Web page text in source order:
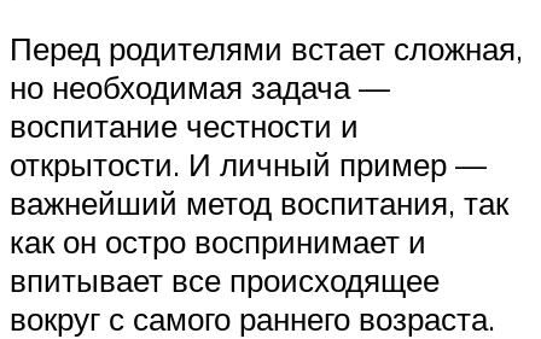
Перед родителями встает сложная,
но необходимая задача —
воспитание честности и
открытости. И личный пример —
важнейший метод воспитания, так
как он остро воспринимает и
впитывает все происходящее
вокруг с самого раннего возраста.